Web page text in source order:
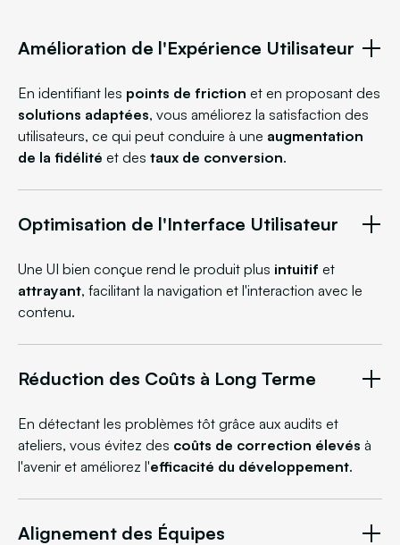
Amélioration de l'Expérience Utilisateur
En identifiant les points de friction et en proposant des
solutions adaptées, vous améliorez la satisfaction des
utilisateurs, ce qui peut conduire à une augmentation
de la fidélité et des taux de conversion.
Optimisation de l'Interface Utilisateur
Une UI bien conçue rend le produit plus intuitif et
attrayant, facilitant la navigation et l'interaction avec le
contenu.
Réduction des Coûts à Long Terme
En détectant les problèmes tôt grâce aux audits et
ateliers, vous évitez des coûts de correction élevés à
l'avenir et améliorez l'efficacité du développement.
Alignement des Équipes